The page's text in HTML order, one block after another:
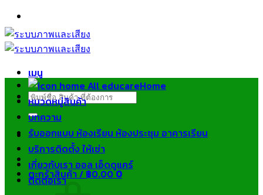
ข้าม
ไป
ยัง
เมนู
ค้นหา:
ตะกร้าสินค้า /฿0.000
Home
หมวดหมู่สินค้า
บทความ
รับออกแบบ ห้องเรียน ห้องประชุม อาคารเรียน
บริการติดตั้ง ให้เช่า
เกี่ยวกับเรา ออล เอ็ดดูแคร์
ติดต่อเรา